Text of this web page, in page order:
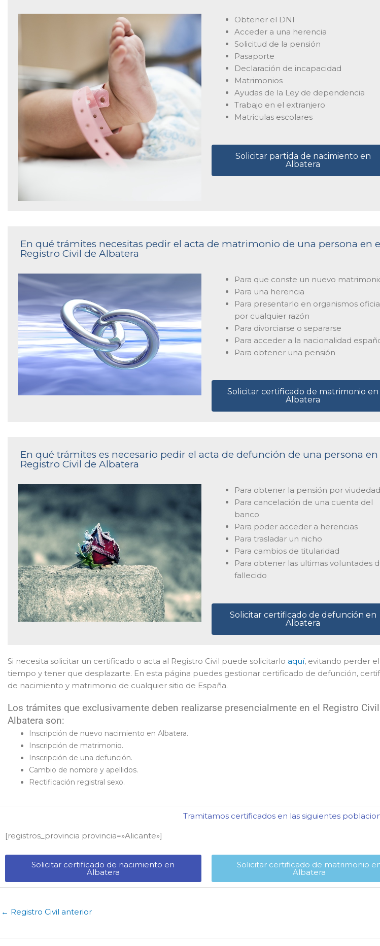
Obtener el DNI
Acceder a una herencia
Solicitud de la pensión
Pasaporte
Declaración de incapacidad
Matrimonios
Ayudas de la Ley de dependencia
Trabajo en el extranjero
Matriculas escolares
Solicitar partida de nacimiento en
Albatera
En qué trámites necesitas pedir el acta de matrimonio de una persona en
Registro Civil de Albatera
Para que conste un nuevo
Para una herencia
Para presentarlo en organismos
por cualquier razón
Para divorciarse o separarse
Para acceder a la nacionalidad
Para obtener una pensión
Solicitar certificado de matrimonio en
Albatera
En qué trámites es necesario pedir el acta de defunción de una persona en
Registro Civil de Albatera
Para obtener la pensión por viudedad
Para cancelación de una cuenta del
banco
Para poder acceder a herencias
Para trasladar un nicho
Para cambios de titularidad
Para obtener las ultimas voluntades
fallecido
Solicitar certificado de defunción en
Albatera
Si necesita solicitar un certificado o acta al Registro Civil puede solicitarlo aquí, evitando perder el
tiempo y tener que desplazarte. En esta página puedes gestionar certificado de defunción,
de nacimiento y matrimonio de cualquier sitio de España.
Los trámites que exclusivamente deben realizarse presencialmente en el Registro
Albatera son:
Inscripción de nuevo nacimiento en Albatera.
Inscripción de matrimonio.
Inscripción de una defunción.
Cambio de nombre y apellidos.
Rectificación registral sexo.
Tramitamos certificados en las siguientes
[registros_provincia provincia=»Alicante​»]
Solicitar certificado de nacimiento en
Albatera​
Solicitar certificado de matrimonio
Albatera​
← Registro Civil anterior